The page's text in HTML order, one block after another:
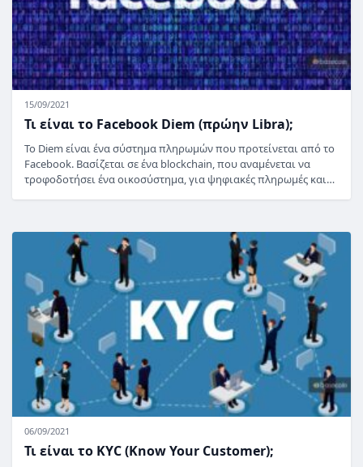
15/09/2021
Τι είναι το Facebook Diem (πρώην Libra);
Το Diem είναι ένα σύστημα πληρωμών που προτείνεται από το
Facebook. Βασίζεται σε ένα blockchain, που αναμένεται να
τροφοδοτήσει ένα οικοσύστημα, για ψηφιακές πληρωμές και…
06/09/2021
Τι είναι το KYC (Know Your Customer);